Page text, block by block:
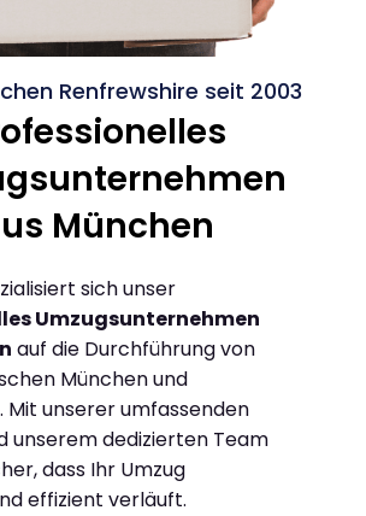
Renfrewshire seit 2003
München
sich unser
Umzugsunternehmen
auf die Durchführung von
München und
Mit unserer umfassenden
unserem dedizierten Team
dass Ihr Umzug
effizient verläuft.